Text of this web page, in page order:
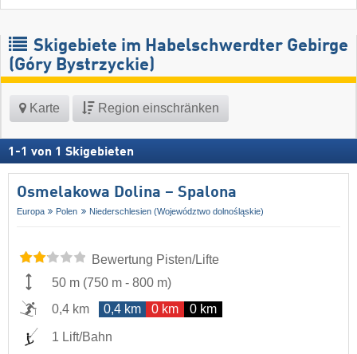
Skigebiete im Habelschwerdter Gebirge
(Góry Bystrzyckie)
Karte Region einschränken
1 -1 von 1 Skigebieten
Osmelakowa Dolina – Spalona
Europa Polen Niederschlesien (Województwo dolnośląskie)
Bewertung Pisten/Lifte
50 m (750 m - 800 m)
0,4 km
0,4 km 0 km 0 km
1 Lift/Bahn